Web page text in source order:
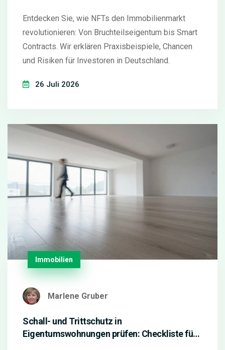
Entdecken Sie, wie NFTs den Immobilienmarkt
revolutionieren: Von Bruchteilseigentum bis Smart
Contracts. Wir erklären Praxisbeispiele, Chancen
und Risiken für Investoren in Deutschland.
26 Juli 2026
Immobilien
Marlene Gruber
Schall- und Trittschutz in
Eigentumswohnungen prüfen: Checkliste für